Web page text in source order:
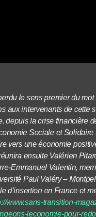
le sens premier du
aux intervenants de cette
depuis la crise financière
Sociale et
vers une économie
ensuite Valérien
Emmanuel Valentin,
Paul Valéry –
d’insertion en France et
www.sans-transition-
leconomie-pour-